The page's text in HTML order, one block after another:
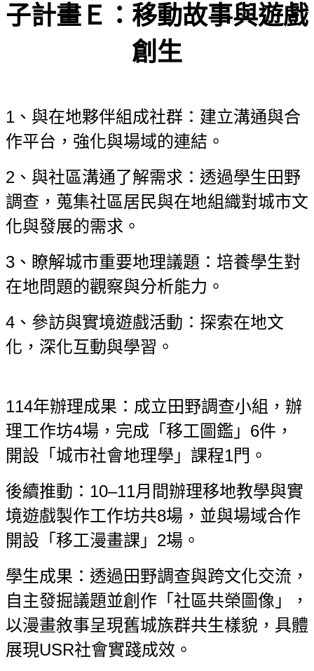
子計畫Ｅ：移動故事與遊戲
創生
1、與在地夥伴組成社群：建立溝通與合
作平台，強化與場域的連結。
2、與社區溝通了解需求：透過學生田野
調查，蒐集社區居民與在地組織對城市文
化與發展的需求。
3、瞭解城市重要地理議題：培養學生對
在地問題的觀察與分析能力。
4、參訪與實境遊戲活動：探索在地文
化，深化互動與學習。
114年辦理成果：成立田野調查小組，辦
理工作坊4場，完成「移工圖鑑」6件，
開設「城市社會地理學」課程1門。
後續推動：10–11月間辦理移地教學與實
境遊戲製作工作坊共8場，並與場域合作
開設「移工漫畫課」2場。
學生成果：透過田野調查與跨文化交流，
自主發掘議題並創作「社區共榮圖像」，
以漫畫敘事呈現舊城族群共生樣貌，具體
展現USR社會實踐成效。